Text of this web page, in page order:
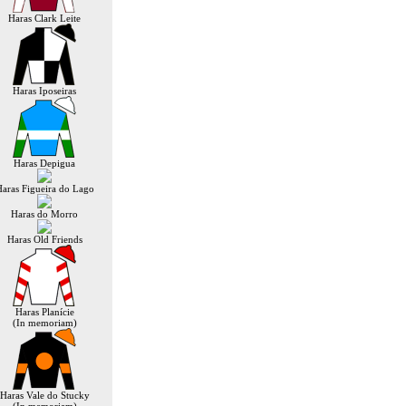
Haras Clark Leite
Haras Iposeiras
Haras Depigua
Figueira do Lago
Haras do Morro
Haras Old Friends
Haras Planície
(In memoriam)
Haras Vale do Stucky